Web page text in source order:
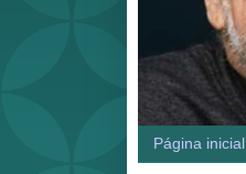
Página inicial